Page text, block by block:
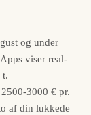
og under
viser real-
t.
3000 € pr.
af din lukkede